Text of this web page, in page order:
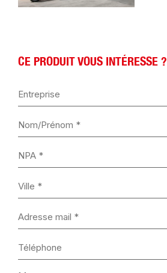
CE PRODUIT VOUS INTÉRESSE ?